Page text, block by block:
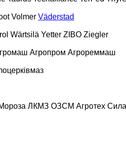
Volmer Väderstad
Wärtsilä Yetter ZIBO Ziegler
Агропром Агрореммаш
ЛКМЗ ОЗСМ Агротех